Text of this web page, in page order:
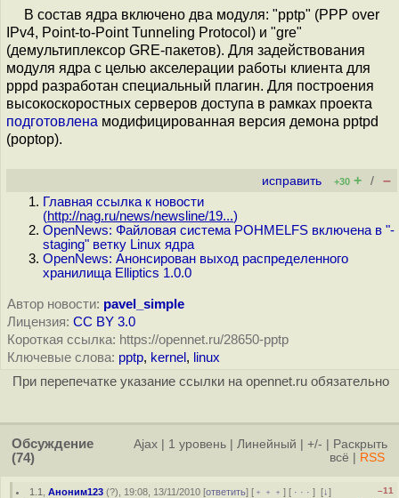
В состав ядра включено два модуля: "pptp" (PPP over
IPv4, Point-to-Point Tunneling Protocol) и "gre"
(демультиплексор GRE-пакетов). Для задействования
модуля ядра с целью акселерации работы клиента для
pppd разработан специальный плагин. Для построения
высокоскоростных серверов доступа в рамках проекта
подготовлена модифицированная версия демона pptpd
(poptop).
исправить +30 + / –
Главная ссылка к новости
(http://nag.ru/news/newsline/19...)
OpenNews: Файловая система POHMELFS включена в "-
staging" ветку Linux ядра
OpenNews: Анонсирован выход распределенного
хранилища Elliptics 1.0.0
Автор новости: pavel_simple
Лицензия: CC BY 3.0
Короткая ссылка: https://opennet.ru/28650-pptp
Ключевые слова: pptp, kernel , linux
При перепечатке указание ссылки на opennet.ru обязательно
Обсуждение
(74)
Ajax 1 уровень Линейный +/-
Раскрыть
всё
RSS
1.1 ,Аноним123 (?), 19:08, 13/11/2010 [ответить] [ ﹢﹢﹢] [ · · ·][↓]
–11